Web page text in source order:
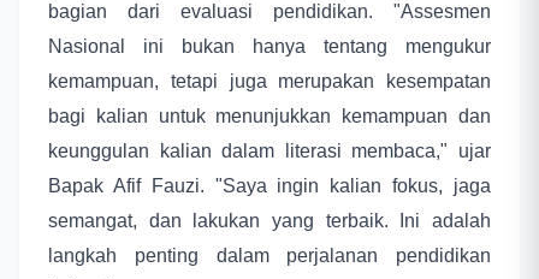
bagian dari evaluasi pendidikan. "Assesmen
Nasional ini bukan hanya tentang mengukur
kemampuan, tetapi juga merupakan kesempatan
bagi kalian untuk menunjukkan kemampuan dan
keunggulan kalian dalam literasi membaca," ujar
Bapak Afif Fauzi. "Saya ingin kalian fokus, jaga
semangat, dan lakukan yang terbaik. Ini adalah
langkah penting dalam perjalanan pendidikan